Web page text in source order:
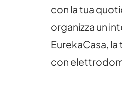
con la tua
organizza un
EurekaCasa,
con